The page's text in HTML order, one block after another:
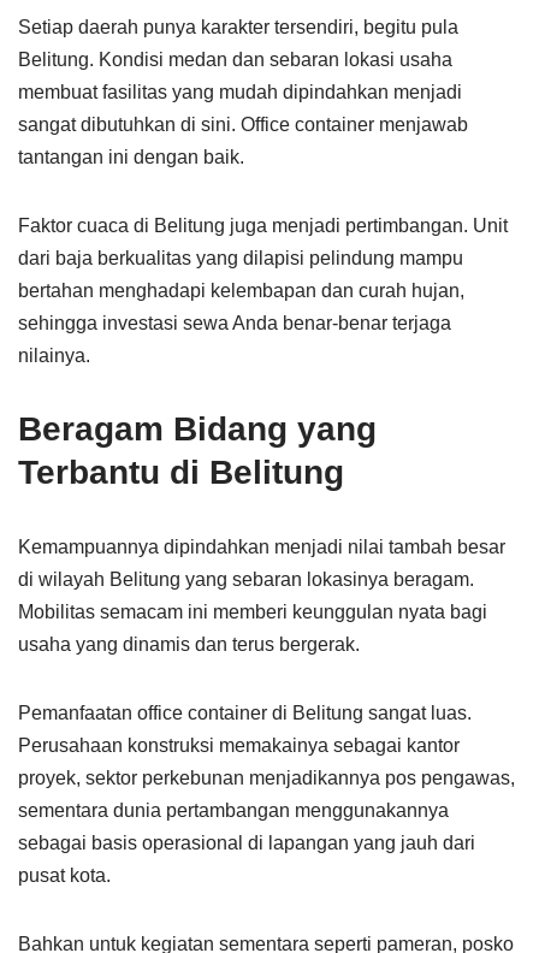
Setiap daerah punya karakter tersendiri, begitu pula
Belitung. Kondisi medan dan sebaran lokasi usaha
membuat fasilitas yang mudah dipindahkan menjadi
sangat dibutuhkan di sini. Office container menjawab
tantangan ini dengan baik.
Faktor cuaca di Belitung juga menjadi pertimbangan. Unit
dari baja berkualitas yang dilapisi pelindung mampu
bertahan menghadapi kelembapan dan curah hujan,
sehingga investasi sewa Anda benar-benar terjaga
nilainya.
Beragam Bidang yang
Terbantu di Belitung
Kemampuannya dipindahkan menjadi nilai tambah besar
di wilayah Belitung yang sebaran lokasinya beragam.
Mobilitas semacam ini memberi keunggulan nyata bagi
usaha yang dinamis dan terus bergerak.
Pemanfaatan office container di Belitung sangat luas.
Perusahaan konstruksi memakainya sebagai kantor
proyek, sektor perkebunan menjadikannya pos pengawas,
sementara dunia pertambangan menggunakannya
sebagai basis operasional di lapangan yang jauh dari
pusat kota.
Bahkan untuk kegiatan sementara seperti pameran, posko